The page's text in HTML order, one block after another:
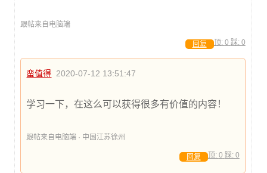
跟帖来自电脑端
顶: 0 踩: 0
回复
蛮值得 2020-07-12 13:51:47
学习一下，在这么可以获得很多有价值的内容！
跟帖来自电脑端 · 中国江苏徐州
顶: 0 踩: 0
回复